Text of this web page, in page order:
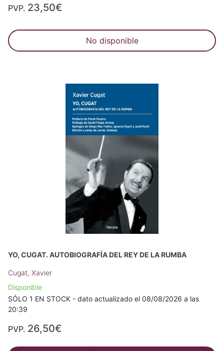
PVP. 23,50€
No disponible
YO, CUGAT. AUTOBIOGRAFÍA DEL REY DE LA RUMBA
Cugat, Xavier
Disponible
SÓLO 1 EN STOCK - dato actualizado el 08/08/2026 a las
20:39
PVP. 26,50€